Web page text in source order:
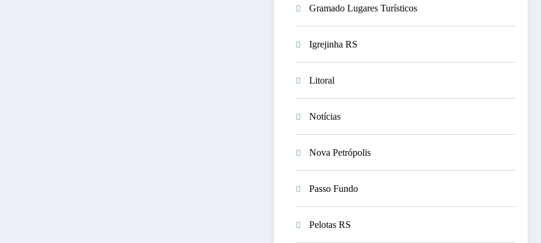
Gramado Lugares Turísticos
Igrejinha RS
Litoral
Notícias
Nova Petrópolis
Passo Fundo
Pelotas RS